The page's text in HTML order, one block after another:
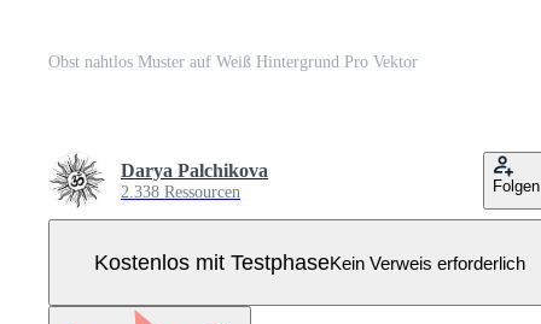
Obst nahtlos Muster auf Weiß Hintergrund Pro Vektor
Darya Palchikova
2.338 Ressourcen Folgen
Kostenlos mit TestphaseKein Verweis erforderlich